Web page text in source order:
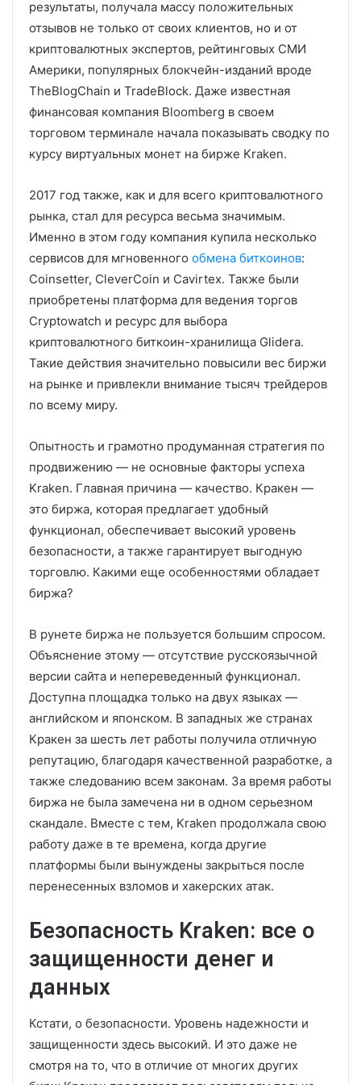
результаты, получала массу положительных
отзывов не только от своих клиентов, но и от
криптовалютных экспертов, рейтинговых СМИ
Америки, популярных блокчейн-изданий вроде
TheBlogChain и TradeBlock. Даже известная
финансовая компания Bloomberg в своем
торговом терминале начала показывать сводку по
курсу виртуальных монет на бирже Kraken.
2017 год также, как и для всего криптовалютного
рынка, стал для ресурса весьма значимым.
Именно в этом году компания купила несколько
сервисов для мгновенного обмена биткоинов:
Coinsetter, CleverCoin и Cavirtex. Также были
приобретены платформа для ведения торгов
Cryptowatch и ресурс для выбора
криптовалютного биткоин-хранилища Glidera.
Такие действия значительно повысили вес биржи
на рынке и привлекли внимание тысяч трейдеров
по всему миру.
Опытность и грамотно продуманная стратегия по
продвижению — не основные факторы успеха
Kraken. Главная причина — качество. Кракен —
это биржа, которая предлагает удобный
функционал, обеспечивает высокий уровень
безопасности, а также гарантирует выгодную
торговлю. Какими еще особенностями обладает
биржа?
В рунете биржа не пользуется большим спросом.
Объяснение этому — отсутствие русскоязычной
версии сайта и непереведенный функционал.
Доступна площадка только на двух языках —
английском и японском. В западных же странах
Кракен за шесть лет работы получила отличную
репутацию, благодаря качественной разработке, а
также следованию всем законам. За время работы
биржа не была замечена ни в одном серьезном
скандале. Вместе с тем, Kraken продолжала свою
работу даже в те времена, когда другие
платформы были вынуждены закрыться после
перенесенных взломов и хакерских атак.
Безопасность Kraken: все о
защищенности денег и
данных
Кстати, о безопасности. Уровень надежности и
защищенности здесь высокий. И это даже не
смотря на то, что в отличие от многих других